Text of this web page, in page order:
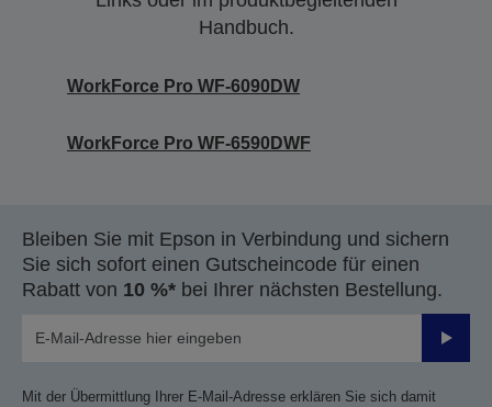
Handbuch.
WorkForce Pro WF-6090DW
WorkForce Pro WF-6590DWF
Bleiben Sie mit Epson in Verbindung und sichern
Sie sich sofort einen Gutscheincode für einen
Rabatt von 10 %* bei Ihrer nächsten Bestellung.
Mit der Übermittlung Ihrer E-Mail-Adresse erklären Sie sich damit